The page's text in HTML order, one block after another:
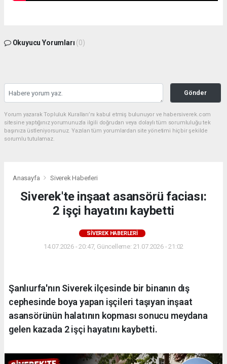
Okuyucu Yorumları (0)
Gönder
Yorum yazarak Topluluk Kuralları’nı kabul etmiş bulunuyor ve habersiverek.com
sitesine yaptığınız yorumunuzla ilgili doğrudan veya dolaylı tüm sorumluluğu tek
başınıza üstleniyorsunuz. Yazılan tüm yorumlardan site yönetimi hiçbir şekilde
sorumlu tutulamaz.
Anasayfa Siverek Haberleri
Siverek'te inşaat asansörü faciası:
2 işçi hayatını kaybetti
SIVEREK HABERLERI
14.07.2026 - 20:47, Güncelleme: 21.07.2026 - 21:02
Şanlıurfa'nın Siverek ilçesinde bir binanın dış
cephesinde boya yapan işçileri taşıyan inşaat
asansörünün halatının kopması sonucu meydana
gelen kazada 2 işçi hayatını kaybetti.